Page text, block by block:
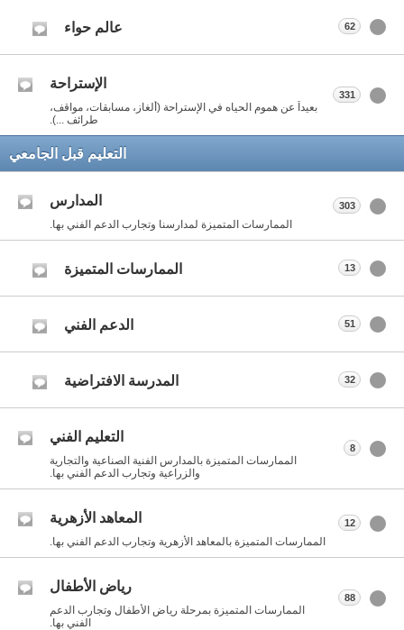
عالم حواء 62
الإستراحة
بعيداً عن هموم الحياه في الإستراحة (ألغاز، مسابقات، مواقف،
طرائف ...).
331
التعليم قبل الجامعي
المدارس
الممارسات المتميزة لمدارسنا وتجارب الدعم الفني بها.
303
الممارسات المتميزة 13
الدعم الفني 51
المدرسة الافتراضية 32
التعليم الفني
الممارسات المتميزة بالمدارس الفنية الصناعية والتجارية
والزراعية وتجارب الدعم الفني بها.
8
المعاهد الأزهرية
الممارسات المتميزة بالمعاهد الأزهرية وتجارب الدعم الفني بها.
12
رياض الأطفال
الممارسات المتميزة بمرحلة رياض الأطفال وتجارب الدعم
الفني بها.
88